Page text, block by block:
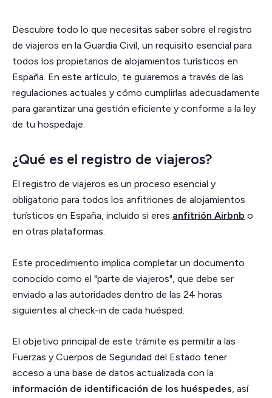
Descubre todo lo que necesitas saber sobre el registro
de viajeros en la Guardia Civil, un requisito esencial para
todos los propietarios de alojamientos turísticos en
España. En este artículo, te guiaremos a través de las
regulaciones actuales y cómo cumplirlas adecuadamente
para garantizar una gestión eficiente y conforme a la ley
de tu hospedaje.
¿Qué es el registro de viajeros?
El registro de viajeros es un proceso esencial y
obligatorio para todos los anfitriones de alojamientos
turísticos en España, incluido si eres anfitrión Airbnb o
en otras plataformas.
Este procedimiento implica completar un documento
conocido como el "parte de viajeros", que debe ser
enviado a las autoridades dentro de las 24 horas
siguientes al check-in de cada huésped.
El objetivo principal de este trámite es permitir a las
Fuerzas y Cuerpos de Seguridad del Estado tener
acceso a una base de datos actualizada con la
información de identificación de los huéspedes, así